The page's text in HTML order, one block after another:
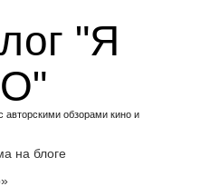
"Я
авторскими обзорами кино и
на блоге